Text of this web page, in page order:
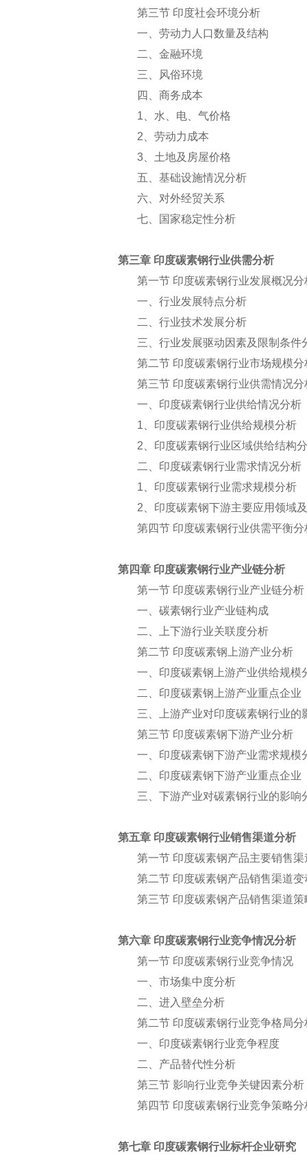
第三节 印度社会环境分析
一、劳动力人口数量及结构
二、金融环境
三、风俗环境
四、商务成本
1 、水、电、气价格
2 、劳动力成本
3 、土地及房屋价格
五、基础设施情况分析
六、对外经贸关系
七、国家稳定性分析
第三章 印度碳素钢行业供需分析
第一节 印度碳素钢行业发展概况分
一、行业发展特点分析
二、行业技术发展分析
三、行业发展驱动因素及限制条件
第二节 印度碳素钢行业市场规模分
第三节 印度碳素钢行业供需情况分
一、印度碳素钢行业供给情况分析
1 、印度碳素钢行业供给规模分析
2 、印度碳素钢行业区域供给结构
二、印度碳素钢行业需求情况分析
1 、印度碳素钢行业需求规模分析
2 、印度碳素钢下游主要应用领域
第四节 印度碳素钢行业供需平衡分
第四章 印度碳素钢行业产业链分析
第一节 印度碳素钢行业产业链分析
一、碳素钢行业产业链构成
二、上下游行业关联度分析
第二节 印度碳素钢上游产业分析
一、印度碳素钢上游产业供给规模
二、印度碳素钢上游产业重点企业
三、上游产业对印度碳素钢行业的
第三节 印度碳素钢下游产业分析
一、印度碳素钢下游产业需求规模
二、印度碳素钢下游产业重点企业
三、下游产业对碳素钢行业的影响
第五章 印度碳素钢行业销售渠道分析
第一节 印度碳素钢产品主要销售渠
第二节 印度碳素钢产品销售渠道变
第三节 印度碳素钢产品销售渠道策
第六章 印度碳素钢行业竞争情况分析
第一节 印度碳素钢行业竞争情况
一、市场集中度分析
二、进入壁垒分析
第二节 印度碳素钢行业竞争格局分
一、印度碳素钢行业竞争程度
二、产品替代性分析
第三节 影响行业竞争关键因素分析
第四节 印度碳素钢行业竞争策略分
第七章 印度碳素钢行业标杆企业研究